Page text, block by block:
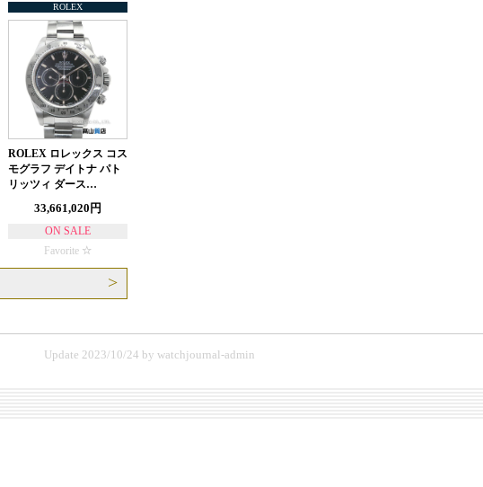
ROLEX
ROLEX ロレックス コス
モグラフ デイトナ パト
リッツィ ダース…
33,661,020円
ON SALE
Favorite
Update 2023/10/24 by watchjournal-admin